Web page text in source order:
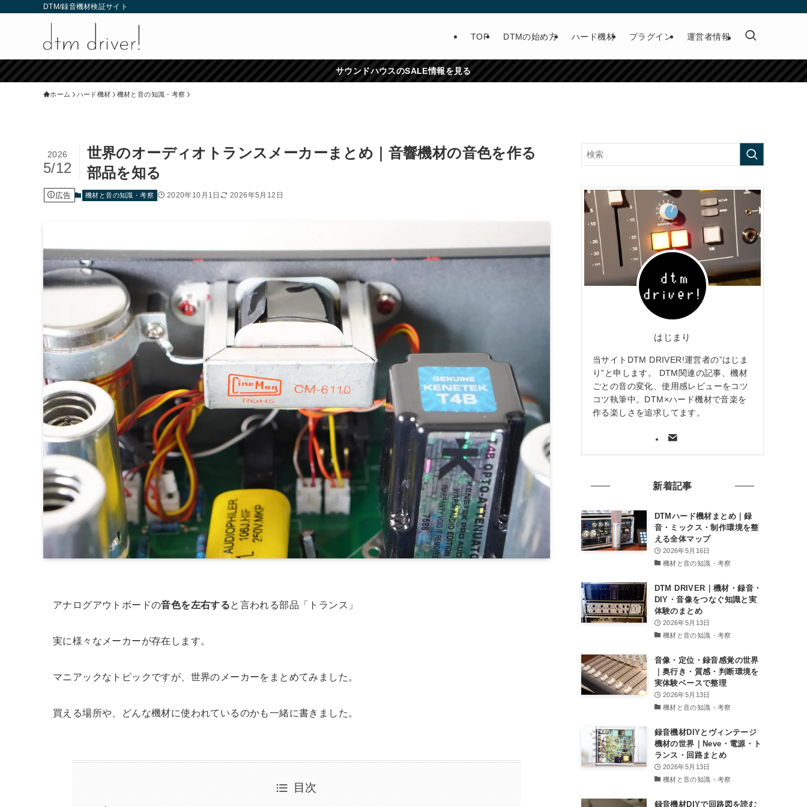
DTM/録音機材検証サイト
TOP DTMの始め方 ハード機材 プラグイン 運営者情報
サウンドハウスのSALE情報を見る
ホーム ハード機材 機材と音の知識・考察
世界のオーディオトランスメーカーまとめ｜音響機材の音色を作る
部品を知る
2026
5/12
広告 機材と音の知識・考察 2020年10月1日 2026年5月12日
アナログアウトボードの音色を左右すると言われる部品「トランス」
実に様々なメーカーが存在します。
マニアックなトピックですが、世界のメーカーをまとめてみました。
買える場所や、どんな機材に使われているのかも一緒に書きました。
目次
はじまり
当サイトDTM DRIVER!運営者の”はじま
り”と申します。 DTM関連の記事、機材
ごとの音の変化、使用感レビューをコツ
コツ執筆中。DTM×ハード機材で音楽を
作る楽しさを追求してます。
新着記事
DTMハード機材まとめ｜録
音・ミックス・制作環境を整
える全体マップ
2026年5月16日
機材と音の知識・考察
DTM DRIVER｜機材・録音・
DIY・音像をつなぐ知識と実
体験のまとめ
2026年5月13日
機材と音の知識・考察
音像・定位・録音感覚の世界
｜奥行き・質感・判断環境を
実体験ベースで整理
2026年5月13日
機材と音の知識・考察
録音機材DIYとヴィンテージ
機材の世界｜Neve・電源・ト
ランス・回路まとめ
2026年5月13日
機材と音の知識・考察
録音機材DIYで回路図を読む